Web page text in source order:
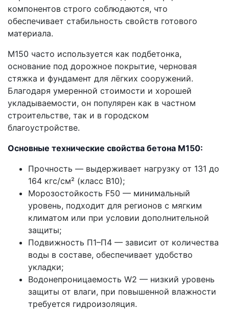
компонентов строго соблюдаются, что
обеспечивает стабильность свойств готового
материала.
М150 часто используется как подбетонка,
основание под дорожное покрытие, черновая
стяжка и фундамент для лёгких сооружений.
Благодаря умеренной стоимости и хорошей
укладываемости, он популярен как в частном
строительстве, так и в городском
благоустройстве.
Основные технические свойства бетона М150:
Прочность — выдерживает нагрузку от 131 до
164 кгс/см² (класс В10);
Морозостойкость F50 — минимальный
уровень, подходит для регионов с мягким
климатом или при условии дополнительной
защиты;
Подвижность П1–П4 — зависит от количества
воды в составе, обеспечивает удобство
укладки;
Водонепроницаемость W2 — низкий уровень
защиты от влаги, при повышенной влажности
требуется гидроизоляция.